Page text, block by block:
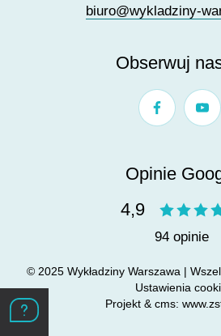
biuro@wykladziny-
Obserwuj
Opinie
4,9
94 opinie
© 2025 Wykładziny Warszawa |
Ustawienia
Projekt & cms: